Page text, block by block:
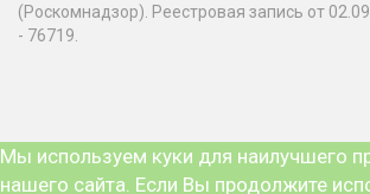
(Роскомнадзор). Реестровая запись от
- 76719.
Мы используем куки для наилучшего
нашего сайта. Если Вы продолжите